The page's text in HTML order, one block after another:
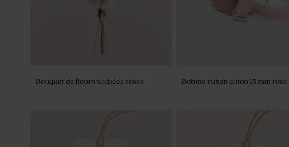
Bouquet de fleurs séchées roses Bobine ruban coton 15 mm rose